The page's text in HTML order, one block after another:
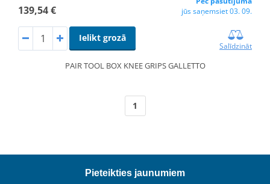
139,54 €
jūs saņemsiet 03. 09.
Ielikt grozā
Salīdzināt
PAIR TOOL BOX KNEE GRIPS GALLETTO
1
Pieteikties jaunumiem